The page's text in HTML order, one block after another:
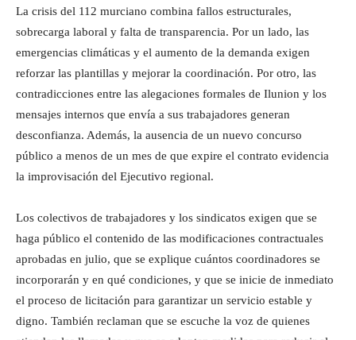
La crisis del 112 murciano combina fallos estructurales,
sobrecarga laboral y falta de transparencia. Por un lado, las
emergencias climáticas y el aumento de la demanda exigen
reforzar las plantillas y mejorar la coordinación. Por otro, las
contradicciones entre las alegaciones formales de Ilunion y los
mensajes internos que envía a sus trabajadores generan
desconfianza. Además, la ausencia de un nuevo concurso
público a menos de un mes de que expire el contrato evidencia
la improvisación del Ejecutivo regional.
Los colectivos de trabajadores y los sindicatos exigen que se
haga público el contenido de las modificaciones contractuales
aprobadas en julio, que se explique cuántos coordinadores se
incorporarán y en qué condiciones, y que se inicie de inmediato
el proceso de licitación para garantizar un servicio estable y
digno. También reclaman que se escuche la voz de quienes